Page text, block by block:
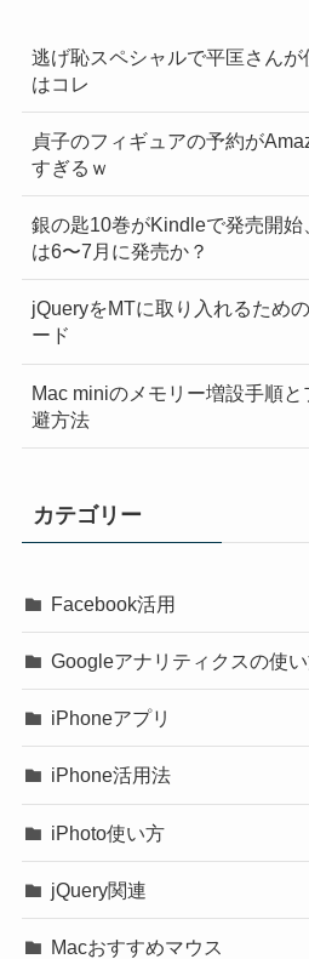
逃げ恥スペシャルで平匡さん
はコレ
貞子のフィギュアの予約が
すぎるｗ
銀の匙10巻がKindleで発売開
は6〜7月に発売か？
jQueryをMTに取り入れるため
ード
Mac miniのメモリー増設手順
避方法
カテゴリー
Facebook活用
Googleアナリティクスの使
iPhoneアプリ
iPhone活用法
iPhoto使い方
jQuery関連
Macおすすめマウス